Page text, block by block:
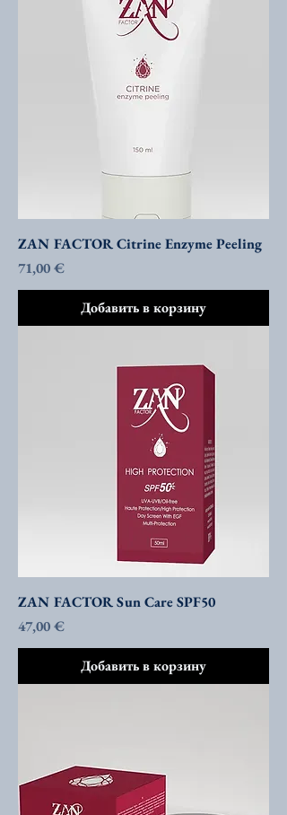
ZAN FACTOR Citrine Enzyme Peeling
Цена
71,00 €
Добавить в корзину
ZAN FACTOR Sun Care SPF50
Цена
47,00 €
Добавить в корзину